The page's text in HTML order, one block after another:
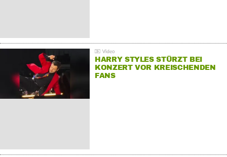
HARRY STYLES STÜRZT BEI
KONZERT VOR KREISCHENDEN
FANS